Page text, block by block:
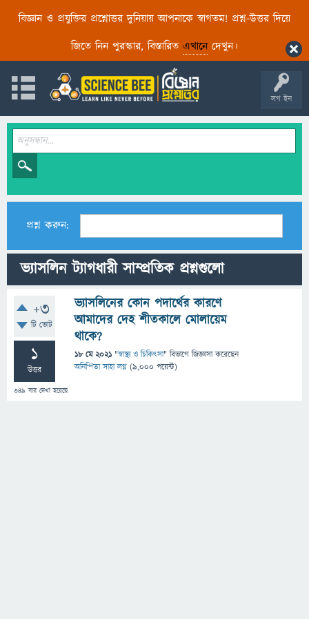
বিজ্ঞান ও প্রযুক্তির প্রশ্নোত্তর দুনিয়ায় আপনাকে স্বাগতম! প্রশ্ন-উত্তর দিয়ে
জিতে নিন পুরস্কার, বিস্তারিত এখানেদেখুন।
লগ ইন
প্রশ্ন করুন:
ভ্যাসলিন ট্যাগধারী সাম্প্রতিক প্রশ্নগুলো
+3
টি ভোট
1
উত্তর
349 বার দেখা হয়েছে
ভ্যাসলিনের কোন পদার্থের কারণে
আমাদের দেহ শীতকালে মোলায়েম
থাকে?
18 মে 2021 "স্বাস্থ্য ও চিকিৎসা" বিভাগে জিজ্ঞাসাকরেছেন
অনিন্দিতা সাহা লগ্ন (9,000 পয়েন্ট)